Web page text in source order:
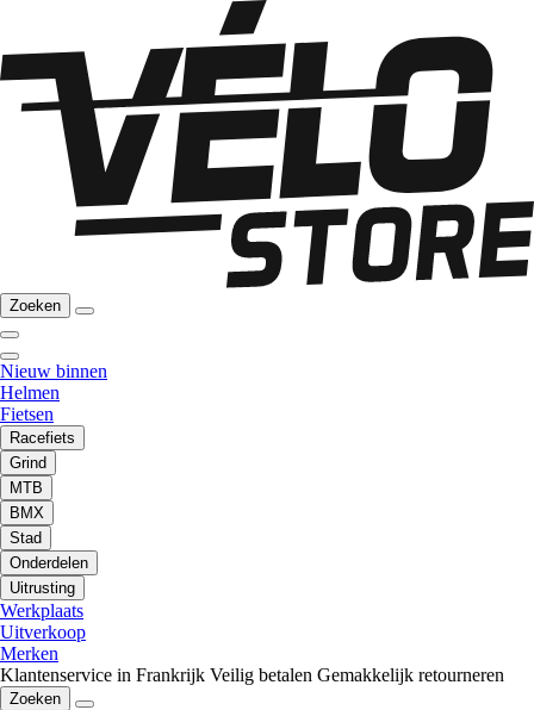
Zoeken
Nieuw binnen
Helmen
Fietsen
Racefiets
Grind
MTB
BMX
Stad
Onderdelen
Uitrusting
Werkplaats
Uitverkoop
Merken
Klantenservice in Frankrijk Veilig betalen Gemakkelijk retourneren
Zoeken